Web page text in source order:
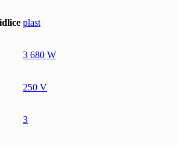
plast
3 680 W
250 V
3